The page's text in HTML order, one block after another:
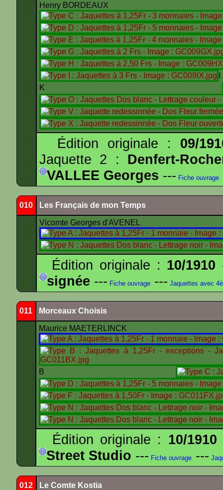
Henry BORDEAUX
K
Édition originale : 09/
Jaquette 2 : Denfert-
VALLEE Georges --- Fiche ouvrage
010 Les Français de mon Temps
Vicomte Georges d'AVENEL
Édition originale : 10/1910
signée --- Fiche ouvrage --- Jaquettes avec
011 Morceaux Choisis
Maurice MAETERLINCK
B
Édition originale : 10/1910
Street Studio --- Fiche ouvrage ---
012 Le Comte Kostia